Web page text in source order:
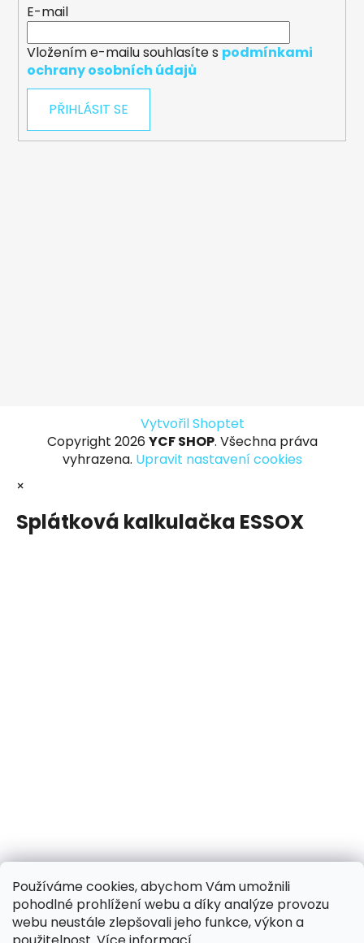
Používáme cookies, abychom Vám umožnili
pohodlné prohlížení webu a díky analýze provozu
webu neustále zlepšovali jeho funkce, výkon a
E-mail
Vložením e-mailu souhlasíte s podmínkami
ochrany osobních údajů
PŘIHLÁSIT SE
Vytvořil Shoptet
Copyright 2026 YCF SHOP. Všechna práva
vyhrazena. Upravit nastavení cookies
×
Splátková kalkulačka ESSOX